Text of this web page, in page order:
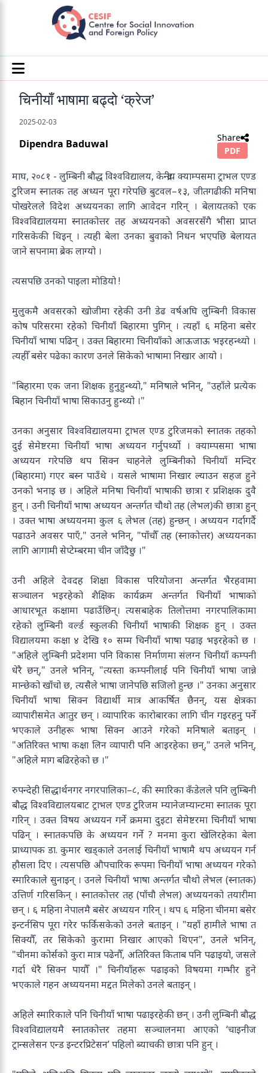
चिनीयाँ भाषामा बढ्दो ‘क्रेज’
2025-02-03
Dipendra Baduwal
Share
PDF
माघ, २०८१ - लुम्बिनी बौद्ध विश्वविद्यालय, केन्द्रीय क्याम्पसमा ट्राभल एण्ड
टुरिजम स्नातक तह अध्यन पूरा गरेपछि बुटवल–१३, जीतगढीकी मनिषा
पोखरेलले विदेश अध्ययनका लागि आवेदन गरिन् । बेलायतको एक
विश्वविद्यालयमा स्नातकोत्तर तह अध्ययनको अवसरसँगै भीसा प्राप्त
गरिसकेकी थिइन् । त्यही बेला उनका बुवाको निधन भएपछि बेलायत
जाने सपनामा ब्रेक लाग्यो ।
त्यसपछि उनको पाइला मोडियो !
मुलुकमै अवसरको खोजीमा रहेकी उनी डेढ वर्षअघि लुम्बिनी विकास
कोष परिसरमा रहेको चिनीयाँ बिहारमा पुगिन् । त्यहाँ ६ महिना बसेर
चिनीयाँ भाषा पढिन् । उक्त बिहारमा चिनीयाँको आऊजाऊ भइरहन्थ्यो ।
त्यहीँ बसेर पढेका कारण उनले सिकेको भाषामा निखार आयो ।
"बिहारमा एक जना शिक्षक हुनुहुन्थ्यो," मनिषाले भनिन्, "उहाँले प्रत्येक
बिहान चिनीयाँ भाषा सिकाउनु हुन्थ्यो ।"
उनका अनुसार विश्वविद्यालयमा ट्राभल एण्ड टुरिजमको स्नातक तहको
दुई सेमेष्टरमा चिनीयाँ भाषा अध्ययन गर्नुपर्थ्यो । क्याम्पसमा भाषा
अध्ययन गरेपछि थप सिक्न चाहनेले लुम्बिनीको चिनीयाँ मन्दिर
(बिहारमा) गएर बस्न पाउँथे । यसले भाषामा निखार ल्याउन सहज हुने
उनको भनाइ छ । अहिले मनिषा चिनीयाँ भाषाकी छात्रा र प्रशिक्षक दुवै
हुन् । उनी चिनीयाँ भाषा अध्ययन अन्तर्गत चौथो तह (लेभल)की छात्रा हुन्
। उक्त भाषा अध्ययनमा कुल ६ लेभल (तह) हुन्छन् । अध्ययन गर्दागर्दै
पढाउने अवसर पाएँ," उनले भनिन्, "पाँचौँ तह (स्नाकोत्तर) अध्ययनका
लागि आगामी सेप्टेम्बरमा चीन जाँदैछु ।"
उनी अहिले देवदह शिक्षा विकास परियोजना अन्तर्गत भैरहवामा
सञ्चालन भइरहेको शैक्षिक कार्यक्रम अन्तर्गत चिनीयाँ भाषाको
आधारभूत कक्षामा पढाउँछिन्। त्यसबाहेक तिलोत्तमा नगरपालिकामा
रहेको लुम्बिनी वर्ल्ड स्कुलकी चिनीयाँ भाषाकी शिक्षक हुन् । उक्त
विद्यालयमा कक्षा ४ देखि १० सम्म चिनीयाँ भाषा पढाइ भइरहेको छ ।
"अहिले लुम्बिनी प्रदेशमा पनि विकास निर्माणमा संलग्न चिनीयाँ कम्पनी
धेरै छन्," उनले भनिन्, "त्यस्ता कम्पनीलाई पनि चिनीयाँ भाषा जान्ने
मान्छेको खाँचो छ, त्यसैले भाषा जानेपछि सजिलो हुन्छ ।" उनका अनुसार
चिनीयाँ भाषा सिक्न विद्यार्थी मात्र आकर्षित छैनन्, यस क्षेत्रका
व्यापारीसमेत आतुर छन् । व्यापारिक कारोबारका लागि चीन गइरहनु पर्ने
भएकाले उनीहरू भाषा सिक्न आउने गरेको मनिषाले बताइन् ।
"अतिरिक्त भाषा कक्षा लिन व्यापारी पनि आइरहेका छन्," उनले भनिन्,
"अहिले माग बढिरहेको छ ।"
रुपन्देही सिद्धार्थनगर नगरपालिका–८, की स्मारिका कँडेलले पनि लुम्बिनी
बौद्ध विश्वविद्यालयबाट ट्राभल एण्ड टुरिजम म्यानेजम्यान्टमा स्नातक पूरा
गरिन् । उक्त विषय अध्ययन गर्ने क्रममा दुइटा सेमेष्टरमा चिनीयाँ भाषा
पढिन् । स्नातकपछि के अध्ययन गर्ने ? मनमा कुरा खेलिरहेका बेला
प्राध्यापक डा. कुमार खड्काले उनलाई चिनीयाँ भाषामै थप अध्ययन गर्न
हौसला दिए । त्यसपछि औपचारिक रूपमा चिनीयाँ भाषा अध्ययन गरेको
स्मारिकाले सुनाइन् । उनले चिनीयाँ भाषा अन्तर्गत चौथो लेभल (स्नातक)
उत्तिर्ण गरिसकिन् । स्नातकोत्तर तह (पाँचौ लेभल) अध्ययनको तयारीमा
छन् । ६ महिना नेपालमै बसेर अध्ययन गरिन् । थप ६ महिना चीनमा बसेर
इन्टर्नसिप पूरा गरेर फर्किसकेको उनले बताइन् । "यहाँ हामीले भाषा त
सिक्यौँ, तर सिकेको कुरामा निखार आएको थिएन", उनले भनिन्,
"चीनमा कोर्सको कुरा मात्र पढेनौँ, अतिरिक्त किताब पनि पढाइयो, जसले
गर्दा धेरै सिक्न पायौँ ।" चिनीयाँहरू पढाइको विषयमा गम्भीर हुने
भएकाले गहन अध्ययनमा मद्दत मिलेको उनले बताइन् ।
अहिले स्मारिकाले पनि चिनीयाँ भाषा पढाइरहेकी छन् । उनी लुम्बिनी बौद्ध
विश्वविद्यालयमै स्नातकोत्तर तहमा सञ्चालनमा आएको ‘चाइनीज
ट्रान्सलेसन एन्ड इन्टरप्रिटेसन’ पहिलो ब्याचकी छात्रा पनि हुन् ।